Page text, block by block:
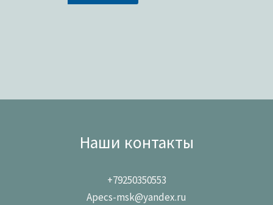
Наши контакты
+79250350553
Apecs-msk@yandex.ru